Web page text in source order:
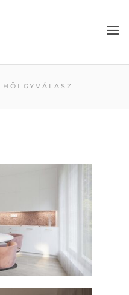
HÖLGYVÁLASZ